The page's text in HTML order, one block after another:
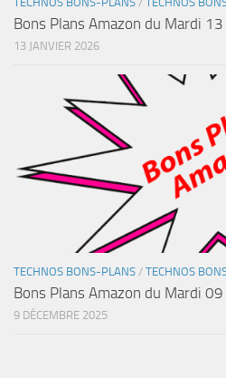
Bons Plans Amazon du Mardi
13 JANVIER 2026
TECHNOS BONS-PLANS / TECHNOS
Bons Plans Amazon du Mardi
9 DÉCEMBRE 2025